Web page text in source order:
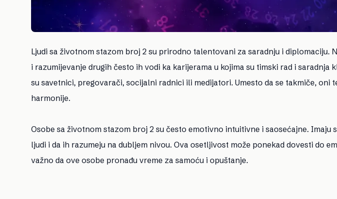
Ljudi sa životnom stazom broj 2 su prirodno talentovani za saradnju i diplomaciju.
i razumijevanje drugih često ih vodi ka karijerama u kojima su timski rad i saradnja
su savetnici, pregovarači, socijalni radnici ili medijatori. Umesto da se takmiče, oni
harmonije.
Osobe sa životnom stazom broj 2 su često emotivno intuitivne i saosećajne. Imaju
ljudi i da ih razumeju na dubljem nivou. Ova osetljivost može ponekad dovesti do
važno da ove osobe pronađu vreme za samoću i opuštanje.